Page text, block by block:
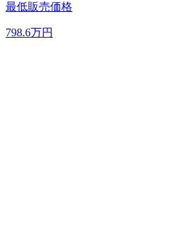
最低販売価格
798.6万円